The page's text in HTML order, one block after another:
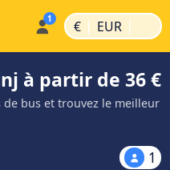
€ | EUR |
à partir de 36 €
bus et trouvez le meilleur
1